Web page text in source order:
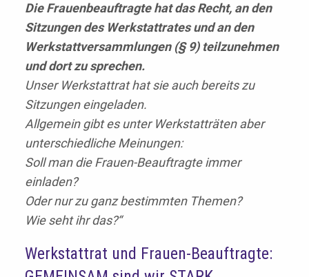
Die Frauenbeauftragte hat das Recht, an den
Sitzungen des Werkstattrates und an den
Werkstattversammlungen (§ 9) teilzunehmen
und dort zu sprechen.
Unser Werkstattrat hat sie auch bereits zu
Sitzungen eingeladen.
Allgemein gibt es unter Werkstatträten aber
unterschiedliche Meinungen:
Soll man die Frauen-Beauftragte immer
einladen?
Oder nur zu ganz bestimmten Themen?
Wie seht ihr das?“
Werkstattrat und Frauen-Beauftragte: